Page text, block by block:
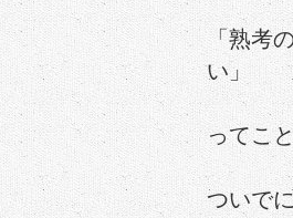
「熟考
い」
ってこ
ついで